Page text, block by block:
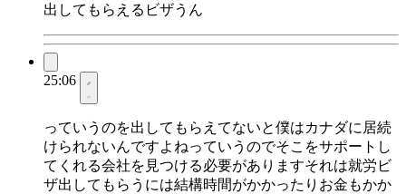
出してもらえるビザうん
25:06
っていうのを出してもらえてないと僕はカナダに居続
けられないんですよねっていうのでそこをサポートし
てくれる会社を見つける必要がありますそれは就労ビ
ザ出してもらうには結構時間がかかったりお金もかか